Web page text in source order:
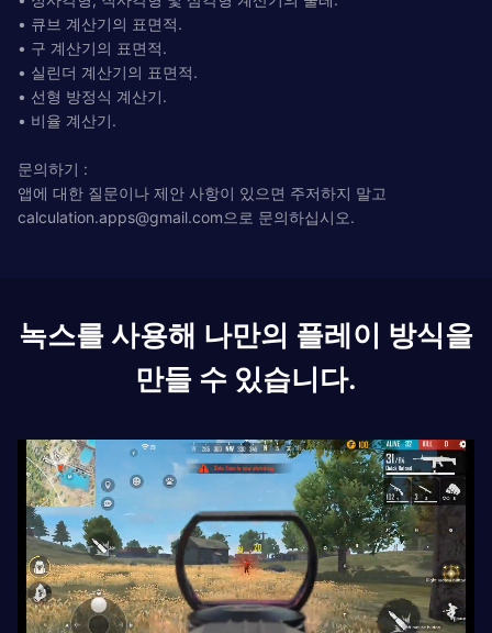
• 큐브 계산기의 표면적.
• 구 계산기의 표면적.
• 실린더 계산기의 표면적.
• 선형 방정식 계산기.
• 비율 계산기.
문의하기 :
앱에 대한 질문이나 제안 사항이 있으면 주저하지 말고
calculation.apps@gmail.com으로 문의하십시오.
녹스를 사용해 나만의 플레이 방식을
만들 수 있습니다.